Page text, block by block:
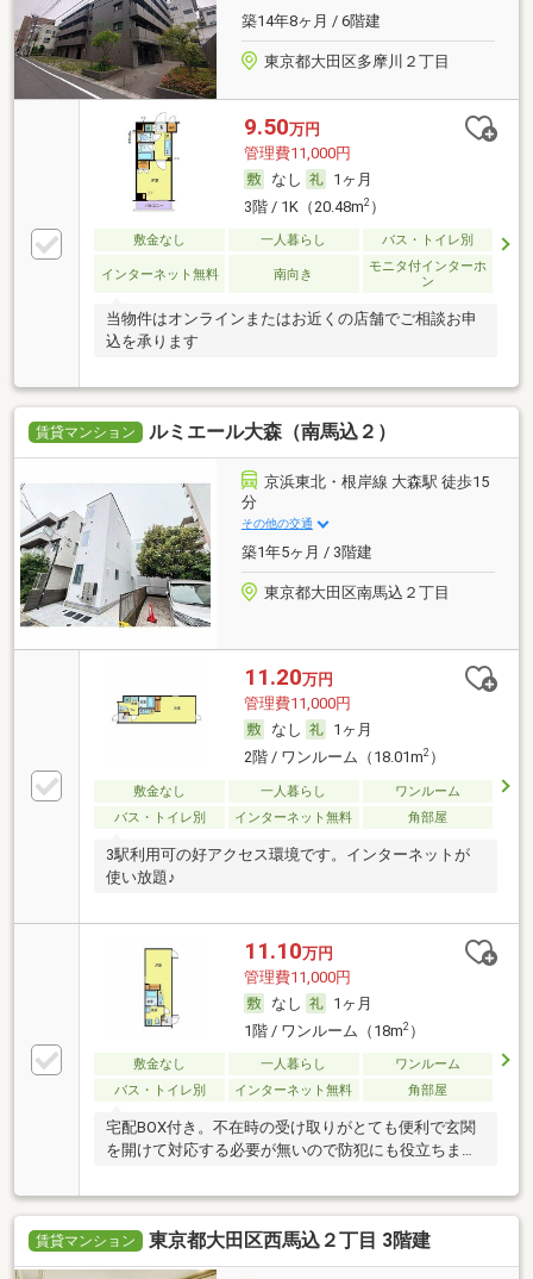
築14年8ヶ月 / 6階建
東京都大田区多摩川２丁目
9.50万円
管理費11,000円
なし
1ヶ月
3階 / 1K（20.48m2）
敷金なし 一人暮らし バス・トイレ別
インターネット無料 南向き
モニタ付インターホ
ン
当物件はオンラインまたはお近くの店舗でご相談お申
込を承ります
賃貸マンション ルミエール大森（南馬込２）
京浜東北・根岸線 大森駅 徒歩15
分
その他の交通
築1年5ヶ月 / 3階建
東京都大田区南馬込２丁目
11.20万円
管理費11,000円
なし
1ヶ月
2階 / ワンルーム（18.01m2）
敷金なし 一人暮らし
ワンルーム
バス・トイレ別
インターネット無料 角部屋
3駅利用可の好アクセス環境です。インターネットが
使い放題♪
11.10万円
管理費11,000円
なし
1ヶ月
1階 / ワンルーム（18m2）
敷金なし 一人暮らし
ワンルーム
バス・トイレ別
インターネット無料 角部屋
宅配BOX付き。不在時の受け取りがとても便利で玄関
を開けて対応する必要が無いので防犯にも役立ちま
賃貸マンション 東京都大田区西馬込２丁目 3階建